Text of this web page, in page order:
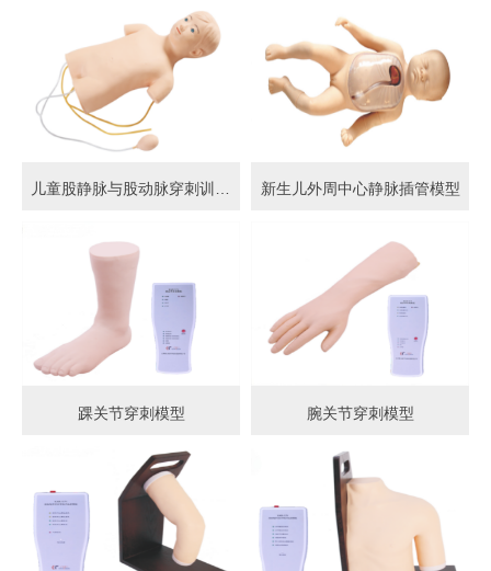
儿童股静脉与股动脉穿刺训练模型 新生儿外周中心静脉插管模型
踝关节穿刺模型 腕关节穿刺模型